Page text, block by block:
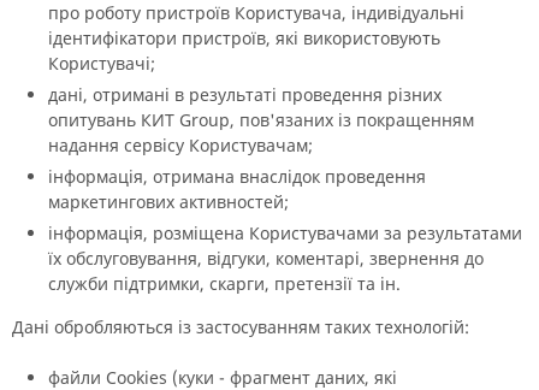
про роботу пристроїв Користувача, індивідуальні
ідентифікатори пристроїв, які використовують
Користувачі;
дані, отримані в результаті проведення різних
опитувань КИТ Group, пов'язаних із покращенням
надання сервісу Користувачам;
інформація, отримана внаслідок проведення
маркетингових активностей;
інформація, розміщена Користувачами за результатами
їх обслуговування, відгуки, коментарі, звернення до
служби підтримки, скарги, претензії та ін.
Дані обробляються із застосуванням таких технологій:
файли Cookies (куки - фрагмент даних, які